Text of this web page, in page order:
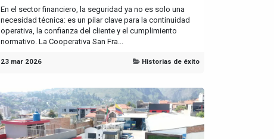
En el sector financiero, la seguridad ya no es solo una
necesidad técnica: es un pilar clave para la continuidad
operativa, la confianza del cliente y el cumplimiento
normativo. La Cooperativa San Fra...
23 mar 2026 Historias de éxito